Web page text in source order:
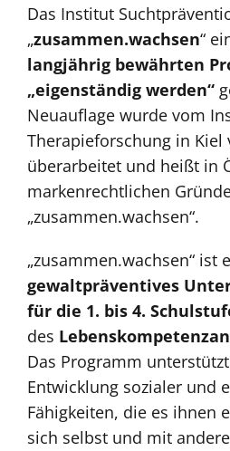
Das Institut
„zusammen.wachsen“
langjährig bewährten
„eigenständig werden“
Neuauflage wurde vom
Therapieforschung in Kiel
überarbeitet und heißt in
markenrechtlichen
„zusammen.wachsen“.
„zusammen.wachsen“ ist
gewaltpräventives
für die 1. bis 4.
des
Das Programm
Entwicklung sozialer und
Fähigkeiten, die es ihnen
sich selbst und mit